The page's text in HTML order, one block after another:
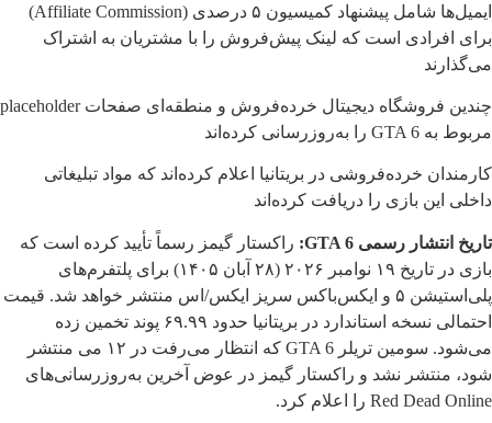
ایمیل‌ها شامل پیشنهاد کمیسیون ۵ درصدی (Affiliate Commission)
برای افرادی است که لینک پیش‌فروش را با مشتریان به اشتراک
می‌گذارند
چندین فروشگاه دیجیتال خرده‌فروش و منطقه‌ای صفحات placeholder
مربوط به GTA 6 را به‌روزرسانی کرده‌اند
کارمندان خرده‌فروشی در بریتانیا اعلام کرده‌اند که مواد تبلیغاتی
داخلی این بازی را دریافت کرده‌اند
تاریخ انتشار رسمی GTA 6:
راکستار گیمز رسماً تأیید کرده است که
بازی در تاریخ ۱۹ نوامبر ۲۰۲۶ (۲۸ آبان ۱۴۰۵) برای پلتفرم‌های
پلی‌استیشن ۵ و ایکس‌باکس سریز ایکس/اس منتشر خواهد شد. قیمت
احتمالی نسخه استاندارد در بریتانیا حدود ۶۹.۹۹ پوند تخمین زده
می‌شود. سومین تریلر GTA 6 که انتظار می‌رفت در ۱۲ می منتشر
شود، منتشر نشد و راکستار گیمز در عوض آخرین به‌روزرسانی‌های
Red Dead Online را اعلام کرد.